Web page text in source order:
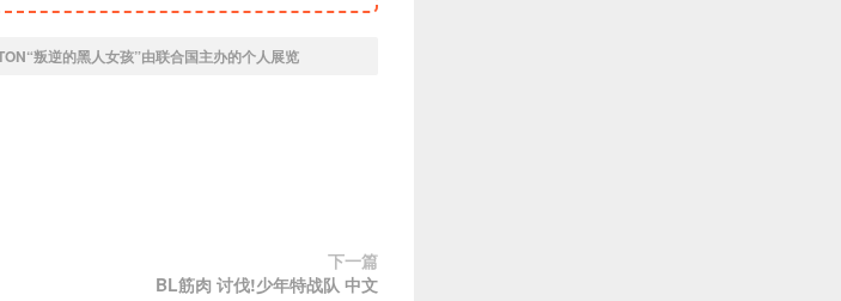
叛逆的黑人女孩”由联合国主办的个人展览
下一篇
BL筋肉 讨伐!少年特战队 中文